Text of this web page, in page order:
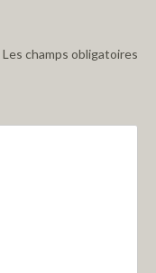
Les champs obligatoires